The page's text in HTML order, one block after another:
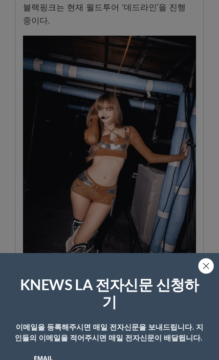
블랙핑크는 현재 월드투어 ‘데드라인’을 진행
중이다.
- Copyright © KNEWSLA.COM, 무단 전재 및 재배포 금지
KNEWS LA 전자신문 신청하
기
이메일을 등록해주시면 매일 전자신문을 보내드립니다. 지
인들의 이메일을 적어주시면 매일 전자신문이 배달됩니다.
EMAIL